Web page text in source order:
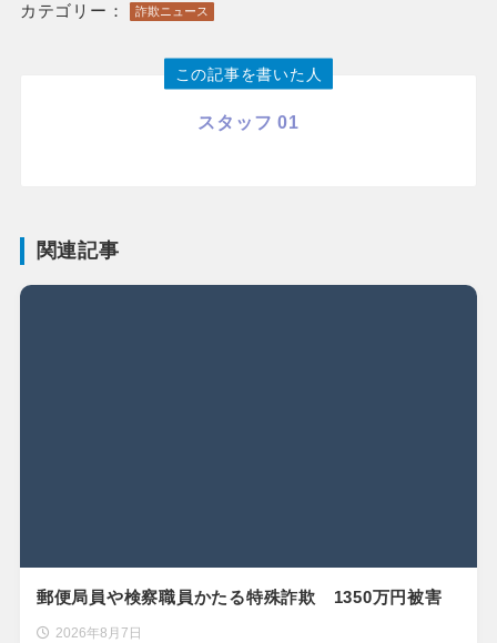
カテゴリー： 詐欺ニュース
この記事を書いた人
スタッフ 01
関連記事
郵便局員や検察職員かたる特殊詐欺 1350万円被害
2026年8月7日